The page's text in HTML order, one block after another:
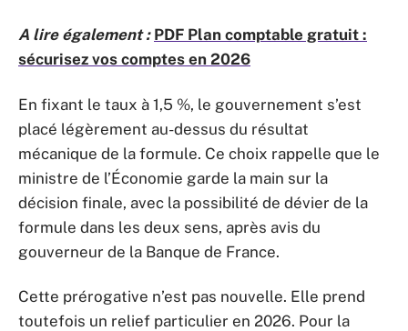
A lire également : PDF Plan comptable gratuit :
sécurisez vos comptes en 2026
En fixant le taux à 1,5 %, le gouvernement s’est
placé légèrement au-dessus du résultat
mécanique de la formule. Ce choix rappelle que le
ministre de l’Économie garde la main sur la
décision finale, avec la possibilité de dévier de la
formule dans les deux sens, après avis du
gouverneur de la Banque de France.
Cette prérogative n’est pas nouvelle. Elle prend
toutefois un relief particulier en 2026. Pour la